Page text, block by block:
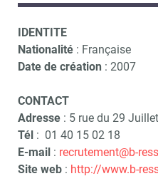
IDENTITE
Nationalité : Française
Date de création : 2007
CONTACT
Adresse : 5 rue du 29
Tél : 01 40 15 02 18
E-mail : recrutement@b-
Site web : http://www.b-